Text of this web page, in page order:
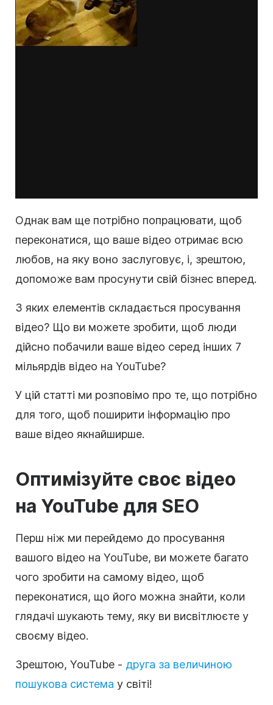
Однак вам ще потрібно попрацювати, щоб
переконатися, що ваше відео отримає всю
любов, на яку воно заслуговує, і, зрештою,
допоможе вам просунути свій бізнес вперед.
З яких елементів складається просування
відео? Що ви можете зробити, щоб люди
дійсно побачили ваше відео серед інших 7
мільярдів відео на YouTube?
У цій статті ми розповімо про те, що потрібно
для того, щоб поширити інформацію про
ваше відео якнайширше.
Оптимізуйте своє відео
на YouTube для SEO
Перш ніж ми перейдемо до просування
вашого відео на YouTube, ви можете багато
чого зробити на самому відео, щоб
переконатися, що його можна знайти, коли
глядачі шукають тему, яку ви висвітлюєте у
своєму відео.
Зрештою, YouTube - друга за величиною
пошукова система у світі!